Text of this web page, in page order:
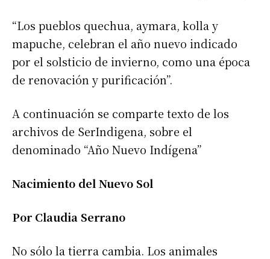
“Los pueblos quechua, aymara, kolla y
mapuche, celebran el año nuevo indicado
por el solsticio de invierno, como una época
de renovación y purificación”.
A continuación se comparte texto de los
archivos de SerIndigena, sobre el
denominado “Año Nuevo Indígena”
Nacimiento del Nuevo Sol
Por Claudia Serrano
No sólo la tierra cambia. Los animales